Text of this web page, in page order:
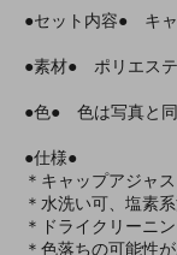
●セット内容● キ
●素材● ポリエス
●色● 色は写真と同
●仕様●
＊キャップアジャ
＊水洗い可、塩素
＊ドライクリーニ
＊色落ちの可能性